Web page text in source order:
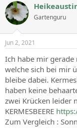
Gartenguru
Jun 2, 2021
Ich habe mir
welche sich bei mir
bleibe dabei.
haben keine
zwei Krücken leider
KERMESBEERE
Zum Vergleich :